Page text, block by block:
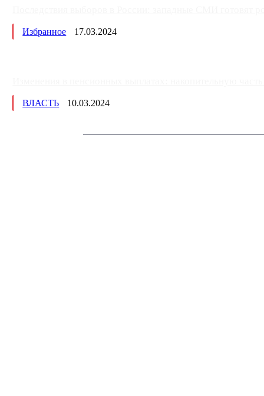
Избранное 17.03.2024
ВЛАСТЬ 10.03.2024